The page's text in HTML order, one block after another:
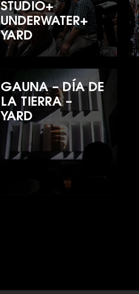
STUDIO+
UNDERWATER+
YARD
GAUNA – DÍA DE
LA TIERRA –
YARD